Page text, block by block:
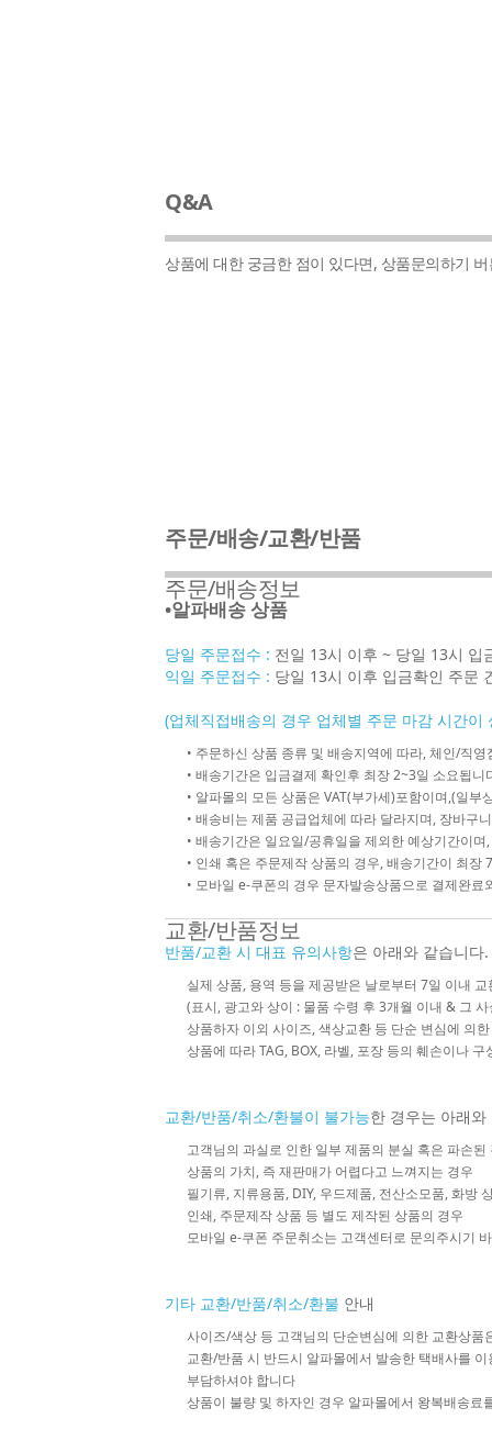
Q&A
상품에 대한 궁금한 점이 있다면, 상품문의하기
주문/배송/교환/반품
주문/배송정보
•알파배송 상품
당일 주문접수 : 전일 13시 이후 ~ 당일 13시 입
익일 주문접수 : 당일 13시 이후 입금확인 주문
(업체직접배송의 경우 업체별 주문 마감 시간이
• 주문하신 상품 종류 및 배송지역에 따라, 체인/직
• 배송기간은 입금결제 확인후 최장 2~3일 소요됩
• 알파몰의 모든 상품은 VAT(부가세)포함이며,(일
• 배송비는 제품 공급업체에 따라 달라지며, 장바구
• 배송기간은 일요일/공휴일을 제외한 예상기간이
• 인쇄 혹은 주문제작 상품의 경우, 배송기간이 최장
• 모바일 e-쿠폰의 경우 문자발송상품으로 결제완
교환/반품정보
반품/교환 시 대표 유의사항은 아래와 같습니다.
실제 상품, 용역 등을 제공받은 날로부터 7일 이내
(표시, 광고와 상이 : 물품 수령 후 3개월 이내 & 그
상품하자 이외 사이즈, 색상교환 등 단순 변심에 의
상품에 따라 TAG, BOX, 라벨, 포장 등의 훼손이나
교환/반품/취소/환불이 불가능한 경우는 아래와
고객님의 과실로 인한 일부 제품의 분실 혹은 파손된
상품의 가치, 즉 재판매가 어렵다고 느껴지는 경우
필기류, 지류용품, DIY, 우드제품, 전산소모품, 화방
인쇄, 주문제작 상품 등 별도 제작된 상품의 경우
모바일 e-쿠폰 주문취소는 고객센터로 문의주시기
기타 교환/반품/취소/환불 안내
사이즈/색상 등 고객님의 단순변심에 의한 교환상
교환/반품 시 반드시 알파몰에서 발송한 택배사를
부담하셔야 합니다
상품이 불량 및 하자인 경우 알파몰에서 왕복배송료